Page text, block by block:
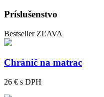
Príslušenstvo
Bestseller ZĽAVA
Chránič na matrac
26 € s DPH